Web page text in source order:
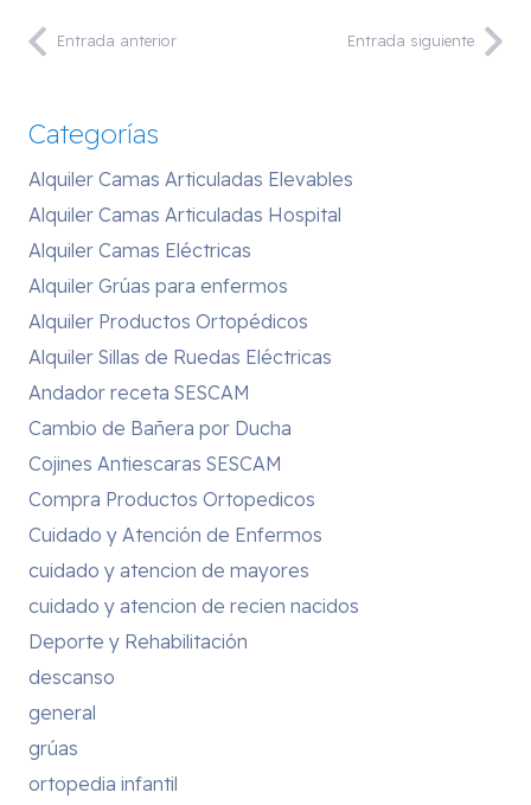
Entrada anterior Entrada siguiente
Categorías
Alquiler Camas Articuladas Elevables
Alquiler Camas Articuladas Hospital
Alquiler Camas Eléctricas
Alquiler Grúas para enfermos
Alquiler Productos Ortopédicos
Alquiler Sillas de Ruedas Eléctricas
Andador receta SESCAM
Cambio de Bañera por Ducha
Cojines Antiescaras SESCAM
Compra Productos Ortopedicos
Cuidado y Atención de Enfermos
cuidado y atencion de mayores
cuidado y atencion de recien nacidos
Deporte y Rehabilitación
descanso
general
grúas
ortopedia infantil